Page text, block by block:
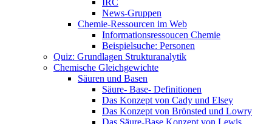
IRC
News-Gruppen
Chemie-Ressourcen im Web
Informationsressoucen Chemie
Beispielsuche: Personen
Quiz: Grundlagen Strukturanalytik
Chemische Gleichgewichte
Säuren und Basen
Säure- Base- Definitionen
Das Konzept von Cady und Elsey
Das Konzept von Brönsted und Lowry
Das Säure-Base Konzept von Lewis